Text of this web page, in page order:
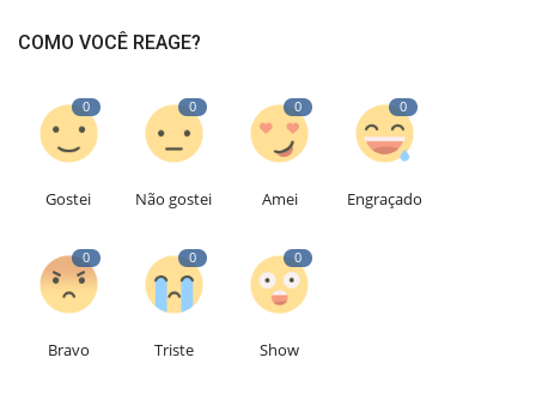
COMO VOCÊ REAGE?
0
Gostei
0
Não gostei
0
Amei
0
Engraçado
0
Bravo
0
Triste
0
Show